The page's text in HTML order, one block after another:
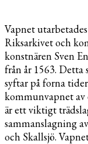
Vapnet
Riksarkivet och
konstnären Sven
från år 1563.
syftar på forna
kommunvapnet av
är ett viktigt
sammanslagning
och Skallsjö.